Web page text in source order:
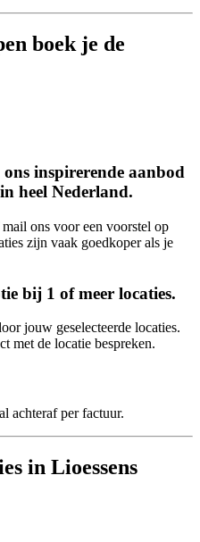
boek je de
inspirerende aanbod
heel Nederland.
ons voor een voorstel op
zijn vaak goedkoper als je
bij 1 of meer locaties.
jouw geselecteerde locaties.
met de locatie bespreken.
achteraf per factuur.
in Lioessens